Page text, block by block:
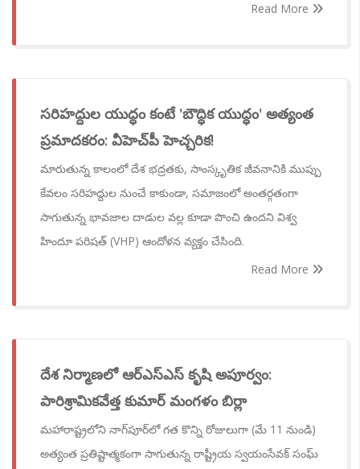
Read More
సరిహద్దుల యుద్ధం కంటే 'బౌద్ధిక యుద్ధం' అత్యంత
ప్రమాదకరం: వీహెచ్‌పీ హెచ్చరిక!
మారుతున్న కాలంలో దేశ భద్రతకు, సాంస్కృతిక జీవనానికి ముప్పు
కేవలం సరిహద్దుల నుంచే కాకుండా, సమాజంలో అంతర్గతంగా
సాగుతున్న భావజాల దాడుల వల్ల కూడా పొంచి ఉందని విశ్వ
హిందూ పరిషత్ (VHP) ఆందోళన వ్యక్తం చేసింది.
Read More
దేశ నిర్మాణలో ఆర్‌ఎస్‌ఎస్ కృషి అపూర్వం:
పారిశ్రామికవేత్త కుమార్ మంగళం బిర్లా
మహారాష్ట్రలోని నాగ్‌పూర్‌లో గత కొన్ని రోజులుగా (మే 11 నుండి)
అత్యంత ప్రతిష్టాత్మకంగా సాగుతున్న రాష్ట్రీయ స్వయంసేవక్ సంఘ్